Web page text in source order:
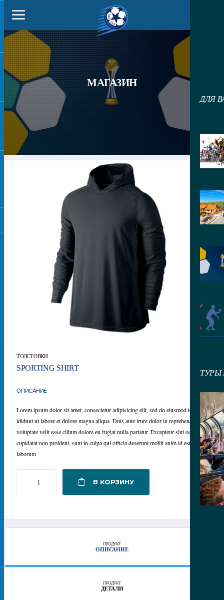
ДЛЯ
ТУРЫ
МАГАЗИН
ТОЛСТОВКИ
SPORTING SHIRT
ОПИСАНИЕ
Lorem ipsum dolor sit amet, consectetur adipisicing elit, sed do eiusmod tempor
ididunt ut labore et dolore magna aliqua. Duis aute irure dolor in reprehenderit in
voluptate velit esse cillum dolore eu fugiat nulla pariatur. Excepteur sint occaecat
cupidatat non proident, sunt in culpa qui officia deserunt mollit anim id est
laborum.
SPORTING
В КОРЗИНУ
ПРОДУКТ
ОПИСАНИЕ
ПРОДУКТ
ДЕТАЛИ